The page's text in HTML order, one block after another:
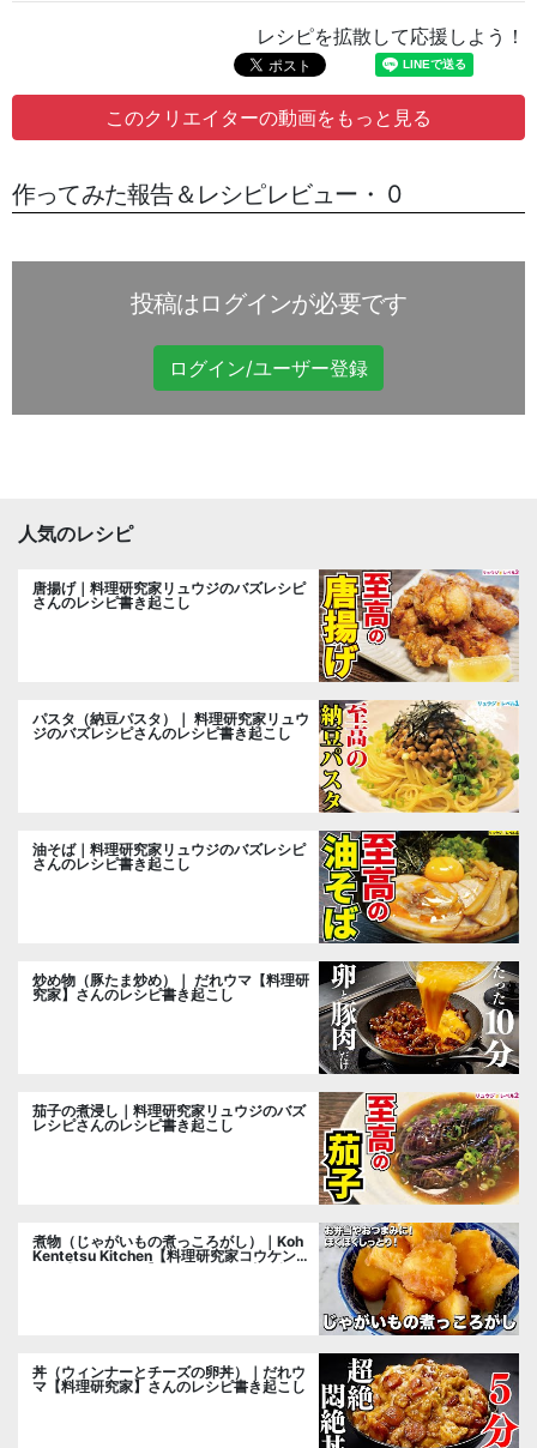
レシピを拡散して応援しよう！
このクリエイターの動画をもっと見る
作ってみた報告＆レシピレビュー・ 0
投稿はログインが必要です
ログイン/ユーザー登録
人気のレシピ
唐揚げ｜料理研究家リュウジのバズレシピ
さんのレシピ書き起こし
パスタ（納豆パスタ）｜ 料理研究家リュウ
ジのバズレシピさんのレシピ書き起こし
油そば｜料理研究家リュウジのバズレシピ
さんのレシピ書き起こし
炒め物（豚たま炒め）｜ だれウマ【料理研
究家】さんのレシピ書き起こし
茄子の煮浸し｜料理研究家リュウジのバズ
レシピさんのレシピ書き起こし
煮物（じゃがいもの煮っころがし）｜Koh
Kentetsu Kitchen【料理研究家コウケンテ
丼（ウィンナーとチーズの卵丼）｜だれウ
マ【料理研究家】さんのレシピ書き起こし